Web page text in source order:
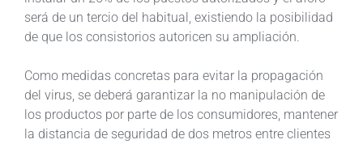
será de un tercio del habitual, existiendo la posibilidad
de que los consistorios autoricen su ampliación.
Como medidas concretas para evitar la propagación
del virus, se deberá garantizar la no manipulación de
los productos por parte de los consumidores, mantener
la distancia de seguridad de dos metros entre clientes